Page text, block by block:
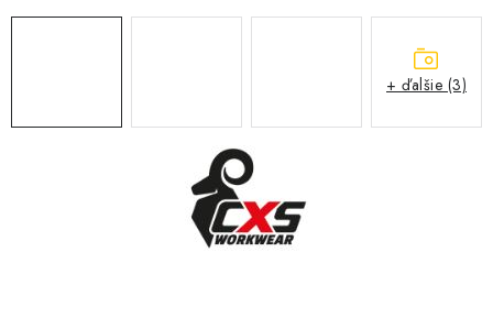
INFORMÁCIE PRE ZÁKAZNÍKOV
+ ďalšie (3)